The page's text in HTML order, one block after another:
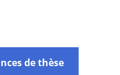
de thèse